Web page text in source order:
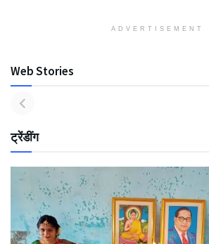
ADVERTISEMENT
Web Stories
ट्रेंडींग